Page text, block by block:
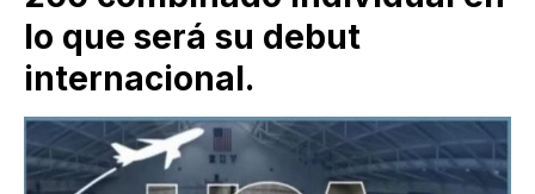
lo que será su debut
internacional.